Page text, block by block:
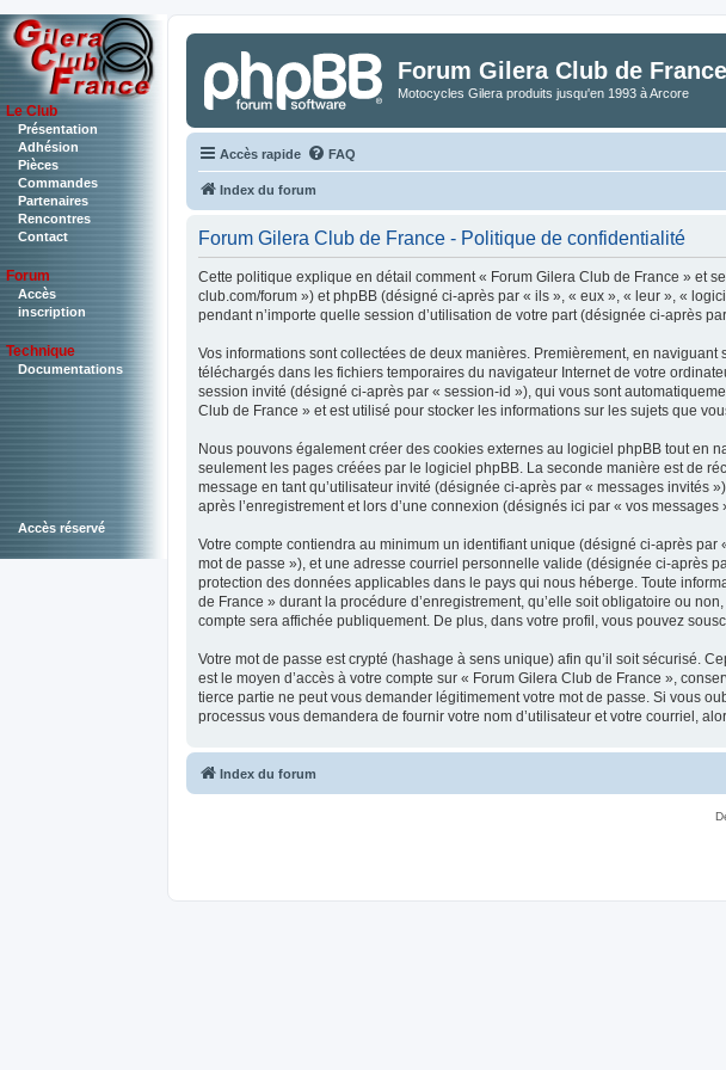
Le Club
Présentation
Adhésion
Pièces
Commandes
Partenaires
Rencontres
Contact
Forum
Accès
inscription
Technique
Documentations
Accès réservé
Forum Gilera Club de France
Motocycles Gilera produits jusqu'en 1993 à Arcore
Accès rapide FAQ
Index du forum
Forum Gilera Club de France - Politique de confidentialité
Cette politique explique en détail comment « Forum Gilera Club de France » et
club.com/forum ») et phpBB (désigné ci-après par « ils », « eux », « leur », «
pendant n’importe quelle session d’utilisation de votre part (désignée ci-après
Vos informations sont collectées de deux manières. Premièrement, en
téléchargés dans les fichiers temporaires du navigateur Internet de votre
session invité (désigné ci-après par « session-id »), qui vous sont
Club de France » et est utilisé pour stocker les informations sur les sujets que
Nous pouvons également créer des cookies externes au logiciel phpBB tout en
seulement les pages créées par le logiciel phpBB. La seconde manière est de
message en tant qu’utilisateur invité (désignée ci-après par « messages invités
après l’enregistrement et lors d’une connexion (désignés ici par « vos messages
Votre compte contiendra au minimum un identifiant unique (désigné ci-après
mot de passe »), et une adresse courriel personnelle valide (désignée ci-après
protection des données applicables dans le pays qui nous héberge. Toute
de France » durant la procédure d’enregistrement, qu’elle soit obligatoire ou
compte sera affichée publiquement. De plus, dans votre profil, vous pouvez
Votre mot de passe est crypté (hashage à sens unique) afin qu’il soit sécurisé.
est le moyen d’accès à votre compte sur « Forum Gilera Club de France »,
tierce partie ne peut vous demander légitimement votre mot de passe. Si vous
processus vous demandera de fournir votre nom d’utilisateur et votre courriel,
Index du forum